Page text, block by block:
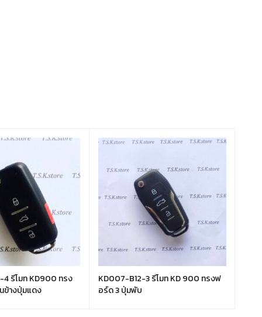
รีโมท KD900 ทรง
ข้างปุ่มแดง
KD007-B12-3 รีโมท KD 900 ทรงฟ
อร์ด 3 ปุ่มพับ